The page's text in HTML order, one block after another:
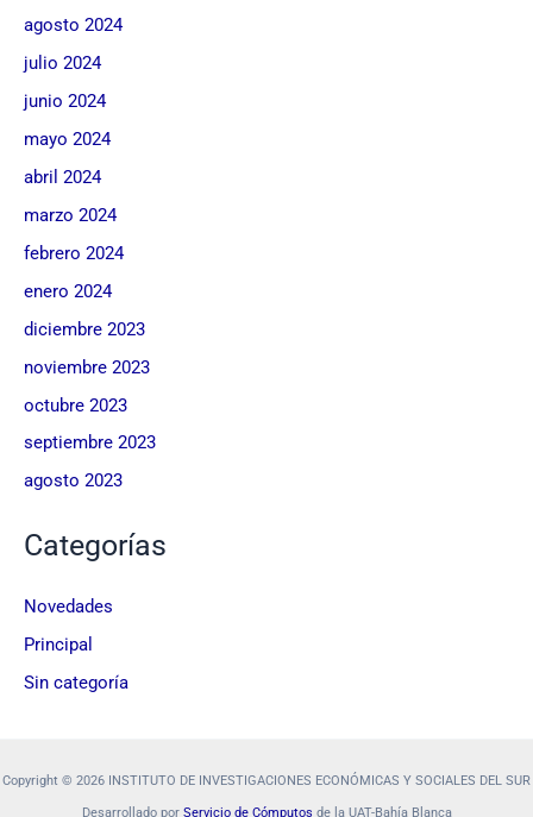
agosto 2024
julio 2024
junio 2024
mayo 2024
abril 2024
marzo 2024
febrero 2024
enero 2024
diciembre 2023
noviembre 2023
octubre 2023
septiembre 2023
agosto 2023
Categorías
Novedades
Principal
Sin categoría
Copyright © 2026 INSTITUTO DE INVESTIGACIONES ECONÓMICAS Y SOCIALES DEL SUR
Desarrollado por Servicio de Cómputos de la UAT-Bahía Blanca